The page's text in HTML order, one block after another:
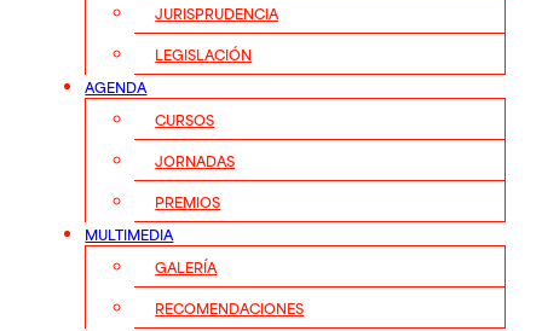
JURISPRUDENCIA
LEGISLACIÓN
AGENDA
CURSOS
JORNADAS
PREMIOS
MULTIMEDIA
GALERÍA
RECOMENDACIONES